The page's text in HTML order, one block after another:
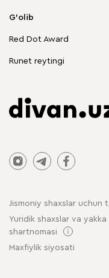
G'olib
Red Dot Award
Runet reytingi
Jismoniy shaxslar uchun
Yuridik shaxslar va
shartnomasi
Maxfiylik siyosati